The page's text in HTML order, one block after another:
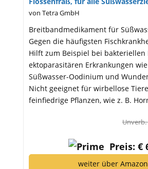
von Tetra GmbH
Breitbandmedikament für
Gegen die häufigsten
Hilft zum Beispiel bei bakteriellen
ektoparasitären Erkrankungen
Süßwasser-Oodinium und
Nicht geeignet für wirbellose
feinfiedrige Pflanzen, wie z. B.
Unverb.
Preis: €
weiter über